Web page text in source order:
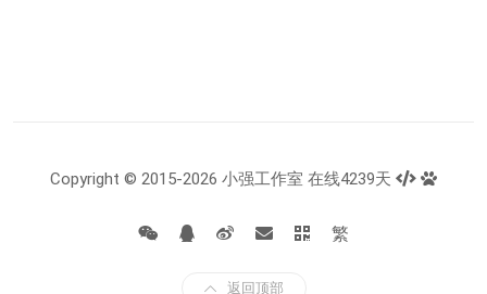
Copyright © 2015-2026 小强工作室 在线4239天
繁
返回顶部